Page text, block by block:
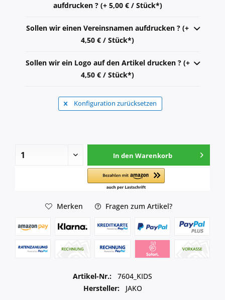
aufdrucken ? (+ 5,00 € / Stück*)
Sollen wir einen Vereinsnamen aufdrucken ? (+
4,50 € / Stück*)
Sollen wir ein Logo auf den Artikel drucken ? (+
4,50 € / Stück*)
Konfiguration zurücksetzen
In den Warenkorb
Merken Fragen zum Artikel?
Artikel-Nr.:
7604_KIDS
Hersteller:
JAKO